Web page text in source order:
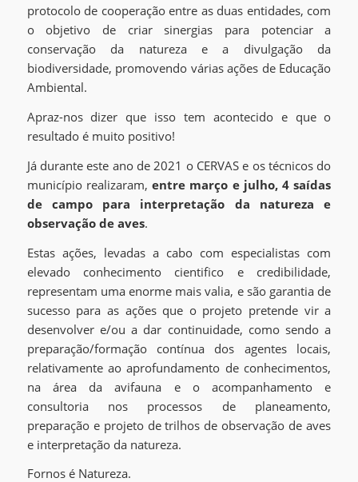
protocolo de cooperação entre as duas entidades, com
o objetivo de criar sinergias para potenciar a
conservação da natureza e a divulgação da
biodiversidade, promovendo várias ações de Educação
Ambiental.
Apraz-nos dizer que isso tem acontecido e que o
resultado é muito positivo!
Já durante este ano de 2021 o CERVAS e os técnicos do
município realizaram,entre março e julho, 4 saídas
de campo para interpretação da natureza e
observação de aves.
Estas ações, levadas a cabo com especialistas com
elevado conhecimento cientifico e credibilidade,
representam uma enorme mais valia, e são garantia de
sucesso para as ações que o projeto pretende vir a
desenvolver e/ou a dar continuidade, como sendo a
preparação/formação contínua dos agentes locais,
relativamente ao aprofundamento de conhecimentos,
na área da avifauna e o acompanhamento e
consultoria nos processos de planeamento,
preparação e projeto de trilhos de observação de aves
e interpretação da natureza.
Fornos é Natureza.